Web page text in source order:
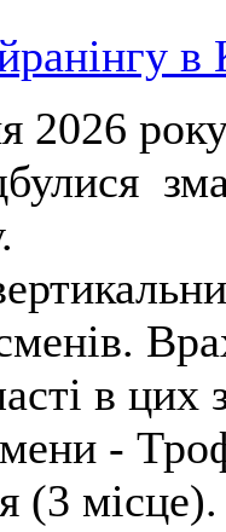
в
2026
в
-
(3 місце).